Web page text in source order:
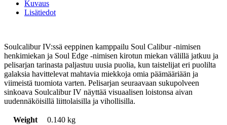
Kuvaus
Lisätiedot
Soulcalibur IV:ssä eeppinen kamppailu Soul Calibur -nimisen
henkimiekan ja Soul Edge -nimisen kirotun miekan välillä jatkuu ja
pelisarjan tarinasta paljastuu uusia puolia, kun taistelijat eri puolilta
galaksia havittelevat mahtavia miekkoja omia päämääriään ja
viimeistä tuomiota varten. Pelisarjan seuraavaan sukupolveen
sinkoava Soulcalibur IV näyttää visuaalisen loistonsa aivan
uudennäköisillä liittolaisilla ja vihollisilla.
Weight
0.140 kg